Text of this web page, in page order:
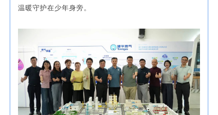
温暖守护在少年身旁。